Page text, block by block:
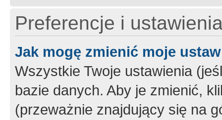
Preferencje i
Jak mogę zmienić moje
Wszystkie Twoje ustawienia
bazie danych. Aby je zmienić,
(przeważnie znajdujący się na